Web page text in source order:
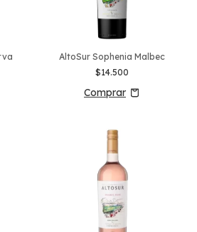
AltoSur Sophenia Malbec
$14.500